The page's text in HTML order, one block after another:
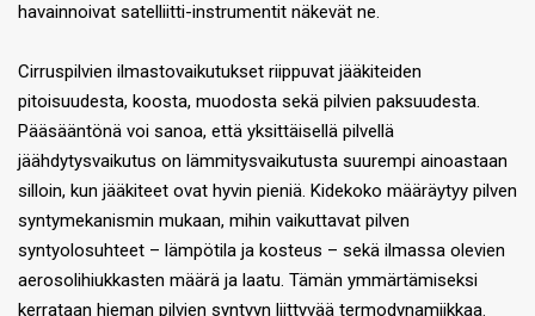
havainnoivat satelliitti-instrumentit näkevät ne.
Cirruspilvien ilmastovaikutukset riippuvat jääkiteiden
pitoisuudesta, koosta, muodosta sekä pilvien paksuudesta.
Pääsääntönä voi sanoa, että yksittäisellä pilvellä
jäähdytysvaikutus on lämmitysvaikutusta suurempi ainoastaan
silloin, kun jääkiteet ovat hyvin pieniä. Kidekoko määräytyy pilven
syntymekanismin mukaan, mihin vaikuttavat pilven
syntyolosuhteet – lämpötila ja kosteus – sekä ilmassa olevien
aerosolihiukkasten määrä ja laatu. Tämän ymmärtämiseksi
kerrataan hieman pilvien syntyyn liittyvää termodynamiikkaa.